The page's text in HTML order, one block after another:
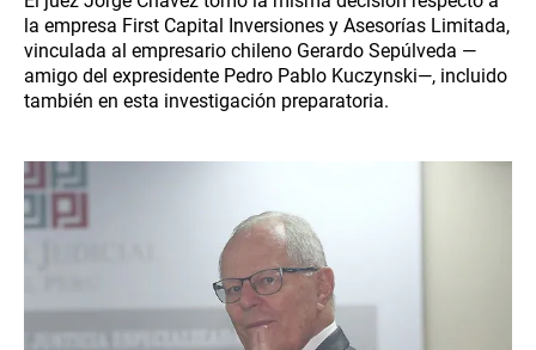
la empresa First Capital Inversiones y Asesorías Limitada,
vinculada al empresario chileno Gerardo Sepúlveda —
amigo del expresidente Pedro Pablo Kuczynski—, incluido
también en esta investigación preparatoria.